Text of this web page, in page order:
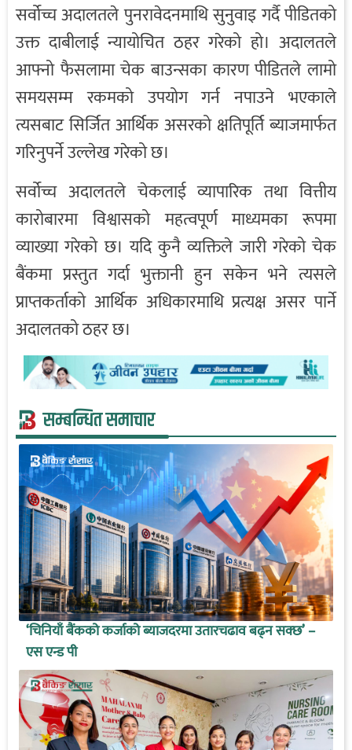
सर्वोच्च अदालतले पुनरावेदनमाथि सुनुवाइ गर्दै पीडितको
उक्त दाबीलाई न्यायोचित ठहर गरेको हो। अदालतले
आफ्नो फैसलामा चेक बाउन्सका कारण पीडितले लामो
समयसम्म रकमको उपयोग गर्न नपाउने भएकाले
त्यसबाट सिर्जित आर्थिक असरको क्षतिपूर्ति ब्याजमार्फत
गरिनुपर्ने उल्लेख गरेको छ।
सर्वोच्च अदालतले चेकलाई व्यापारिक तथा वित्तीय
कारोबारमा विश्वासको महत्वपूर्ण माध्यमका रूपमा
व्याख्या गरेको छ। यदि कुनै व्यक्तिले जारी गरेको चेक
बैंकमा प्रस्तुत गर्दा भुक्तानी हुन सकेन भने त्यसले
प्राप्तकर्ताको आर्थिक अधिकारमाथि प्रत्यक्ष असर पार्ने
अदालतको ठहर छ।
सम्बन्धित समाचार
‘चिनियाँ बैंकको कर्जाको ब्याजदरमा उतारचढाव बढ्न सक्छ’ –
एस एन्ड पी